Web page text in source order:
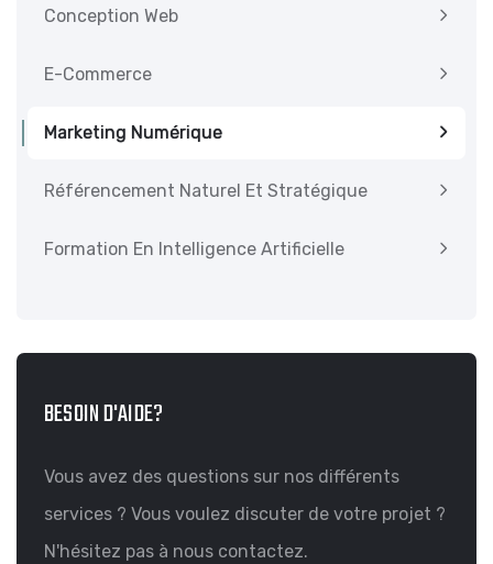
Conception Web
E-Commerce
Marketing Numérique
Référencement Naturel Et Stratégique
Formation En Intelligence Artificielle
BESOIN D'AIDE?
Vous avez des questions sur nos différents
services ? Vous voulez discuter de votre projet ?
N'hésitez pas à nous contactez.